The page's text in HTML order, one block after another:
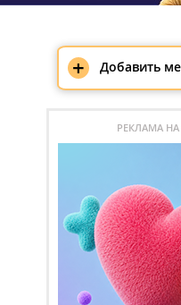
+ Добавить
РЕКЛАМА НА